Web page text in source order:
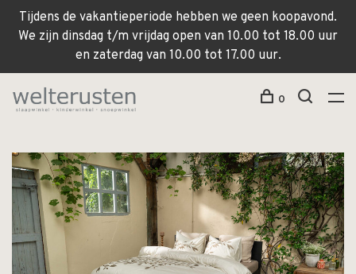
Tijdens de vakantieperiode hebben we geen koopavond.
We zijn dinsdag t/m vrijdag open van 10.00 tot 18.00 uur
en zaterdag van 10.00 tot 17.00 uur.
0